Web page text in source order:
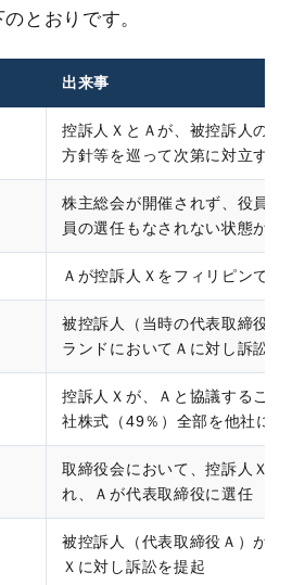
とおりです。
出来事
控訴人ＸとＡが、被控訴人の
方針等を巡って次第に対立する
株主総会が開催されず、役員
員の選任もなされない状態が継
Ａが控訴人Ｘをフィリピンで刑
被控訴人（当時の代表取締役
ランドにおいてＡに対し訴訟を
控訴人Ｘが、Ａと協議するこ
社株式（49％）全部を他社に譲
取締役会において、控訴人Ｘが
れ、Ａが代表取締役に選任
被控訴人（代表取締役Ａ）が
Ｘに対し訴訟を提起